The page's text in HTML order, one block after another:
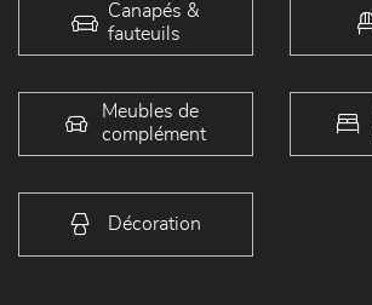
Canapés &
fauteuils
Meubles de
complément
Décoration